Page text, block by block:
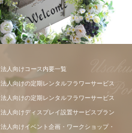
ンジメント
法人向けコース内要一覧
法人向けの定期レンタルフラワーサービス
法人向けの定期レンタルフラワーサービス
法人向けディスプレイ設置サービスプラン
法人向けイベント企画・ワークショップ・